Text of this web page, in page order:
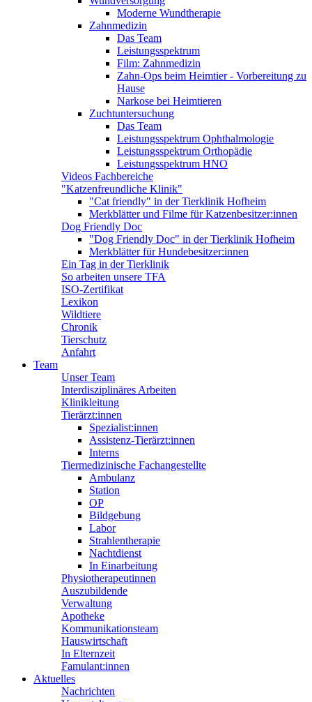
Moderne Wundtherapie
Zahnmedizin
Das Team
Leistungsspektrum
Film: Zahnmedizin
Zahn-Ops beim Heimtier - Vorbereitung zu
Hause
Narkose bei Heimtieren
Zuchtuntersuchung
Das Team
Leistungsspektrum Ophthalmologie
Leistungsspektrum Orthopädie
Leistungsspektrum HNO
Videos Fachbereiche
"Katzenfreundliche Klinik"
"Cat friendly" in der Tierklinik Hofheim
Merkblätter und Filme für Katzenbesitzer:innen
Dog Friendly Doc
"Dog Friendly Doc" in der Tierklinik Hofheim
Merkblätter für Hundebesitzer:innen
Ein Tag in der Tierklinik
So arbeiten unsere TFA
ISO-Zertifikat
Lexikon
Wildtiere
Chronik
Tierschutz
Anfahrt
Team
Unser Team
Interdisziplinäres Arbeiten
Klinikleitung
Tierärzt:innen
Spezialist:innen
Assistenz-Tierärzt:innen
Interns
Tiermedizinische Fachangestellte
Ambulanz
Station
OP
Bildgebung
Labor
Strahlentherapie
Nachtdienst
In Einarbeitung
Physiotherapeutinnen
Auszubildende
Verwaltung
Apotheke
Kommunikationsteam
Hauswirtschaft
In Elternzeit
Famulant:innen
Aktuelles
Nachrichten